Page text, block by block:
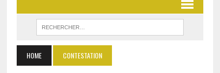
HOME CONTESTATION